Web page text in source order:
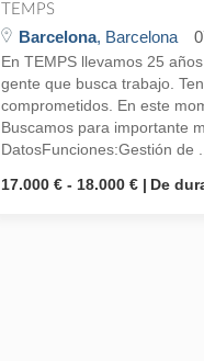
TEMPS
Barcelona, Barcelona
En TEMPS llevamos 25
gente que busca trabajo.
comprometidos. En este
Buscamos para importante
DatosFunciones:Gestión de ...
17.000 € - 18.000 €
De